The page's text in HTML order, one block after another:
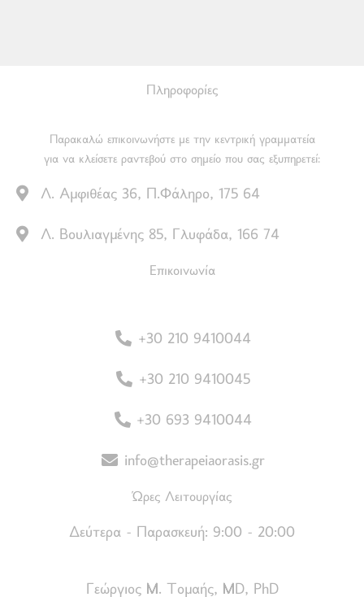
Πληροφορίες
Παρακαλώ επικοινωνήστε με την κεντρική γραμματεία
για να κλείσετε ραντεβού στο σημείο που σας εξυπηρετεί:
Λ. Αμφιθέας 36, Π.Φάληρο, 175 64
Λ. Βουλιαγμένης 85, Γλυφάδα, 166 74
Επικοινωνία
+30 210 9410044
+30 210 9410045
+30 693 9410044
info@therapeiaorasis.gr
Ώρες Λειτουργίας
Δεύτερα - Παρασκευή: 9:00 - 20:00
Γεώργιος Μ. Τομαής, MD, PhD